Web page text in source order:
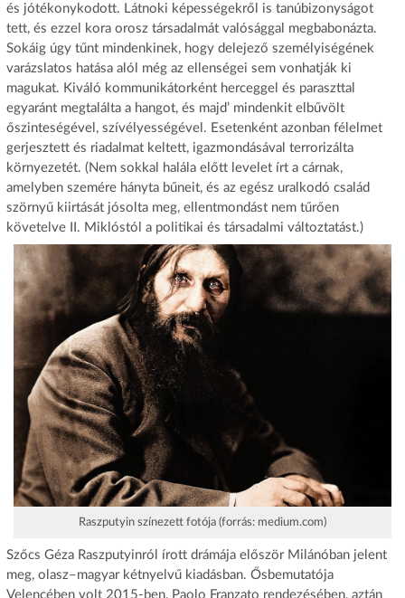
és jótékonykodott. Látnoki képességekről is tanúbizonyságot
tett, és ezzel kora orosz társadalmát valósággal megbabonázta.
Sokáig úgy tűnt mindenkinek, hogy delejező személyiségének
varázslatos hatása alól még az ellenségei sem vonhatják ki
magukat. Kiváló kommunikátorként herceggel és paraszttal
egyaránt megtalálta a hangot, és majd’ mindenkit elbűvölt
őszinteségével, szívélyességével. Esetenként azonban félelmet
gerjesztett és riadalmat keltett, igazmondásával terrorizálta
környezetét. (Nem sokkal halála előtt levelet írt a cárnak,
amelyben szemére hányta bűneit, és az egész uralkodó család
szörnyű kiirtását jósolta meg, ellentmondást nem tűrően
követelve II. Miklóstól a politikai és társadalmi változtatást.)
Raszputyin színezett fotója (forrás: medium.com)
Szőcs Géza Raszputyinról írott drámája először Milánóban jelent
meg, olasz–magyar kétnyelvű kiadásban. Ősbemutatója
Velencében volt 2015‑ben, Paolo Franzato rendezésében, aztán